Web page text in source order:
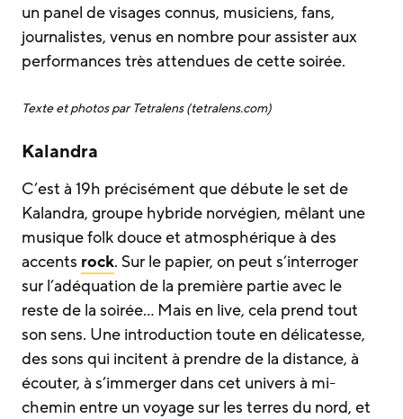
un panel de visages connus, musiciens, fans,
journalistes, venus en nombre pour assister aux
performances très attendues de cette soirée.
Texte et photos par Tetralens (tetralens.com)
Kalandra
C’est à 19h précisément que débute le set de
Kalandra, groupe hybride norvégien, mêlant une
musique folk douce et atmosphérique à des
accents rock. Sur le papier, on peut s’interroger
sur l’adéquation de la première partie avec le
reste de la soirée… Mais en live, cela prend tout
son sens. Une introduction toute en délicatesse,
des sons qui incitent à prendre de la distance, à
écouter, à s’immerger dans cet univers à mi-
chemin entre un voyage sur les terres du nord, et